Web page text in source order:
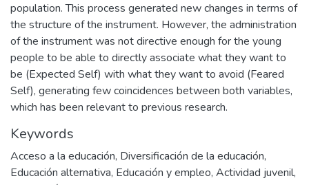
population. This process generated new changes in terms of
the structure of the instrument. However, the administration
of the instrument was not directive enough for the young
people to be able to directly associate what they want to
be (Expected Self) with what they want to avoid (Feared
Self), generating few coincidences between both variables,
which has been relevant to previous research.
Keywords
Acceso a la educación, Diversificación de la educación,
Educación alternativa, Educación y empleo, Actividad juvenil,